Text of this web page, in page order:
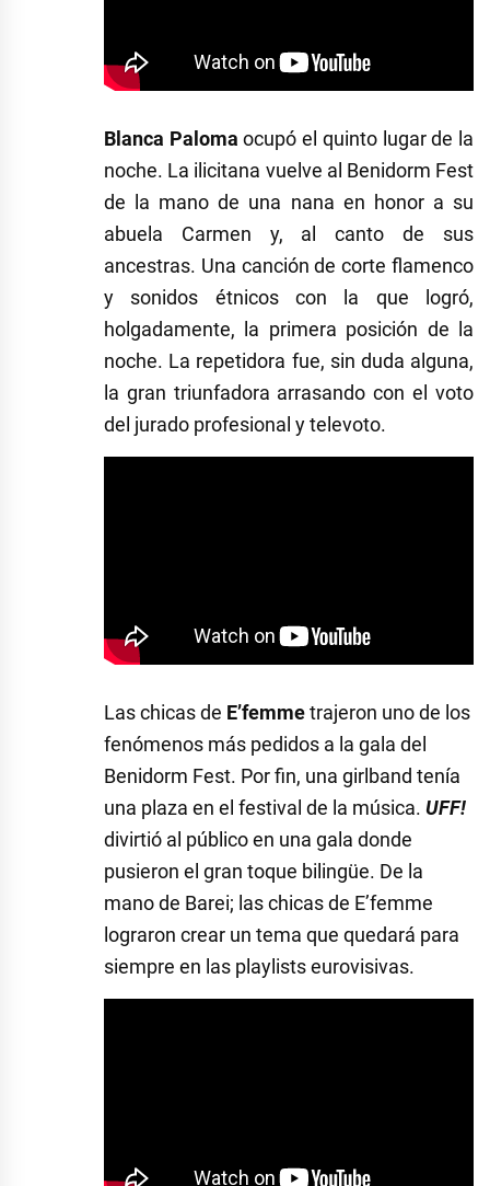
Blanca Paloma ocupó el quinto lugar de la
noche. La ilicitana vuelve al Benidorm Fest
de la mano de una nana en honor a su
abuela Carmen y, al canto de sus
ancestras. Una canción de corte flamenco
y sonidos étnicos con la que logró,
holgadamente, la primera posición de la
noche. La repetidora fue, sin duda alguna,
la gran triunfadora arrasando con el voto
del jurado profesional y televoto.
Las chicas de E’femmetrajeron uno de los
fenómenos más pedidos a la gala del
Benidorm Fest. Por fin, una girlband tenía
una plaza en el festival de la música. UFF!
divirtió al público en una gala donde
pusieron el gran toque bilingüe. De la
mano de Barei; las chicas de E’femme
lograron crear un tema que quedará para
siempre en las playlists eurovisivas.